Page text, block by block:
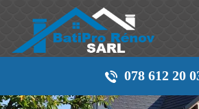
078 612 20